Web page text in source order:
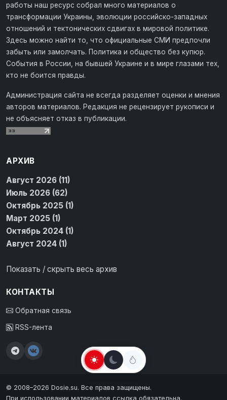
работы наш ресурс собрал много материалов о
трансформации Украины, эволюции российско-западных
отношений и тектонических сдвигах в мировой политике.
Здесь можно найти то, что официальные СМИ предпочли
забыть или замолчать. Политика и общество без купюр.
События в России, на бывшей Украине и в мире глазами тех,
кто не боится правды.
Администрация сайта не всегда разделяет оценки и мнения
авторов материалов. Редакция не рецензирует рукописи и
не объясняет отказ в публикации.
АРХИВ
Август 2026 (11)
Июль 2026 (62)
Октябрь 2025 (1)
Март 2025 (1)
Октябрь 2024 (1)
Август 2024 (1)
Показать / скрыть весь архив
КОНТАКТЫ
Обратная связь
RSS-лента
© 2008–2026 Dosie.su. Все права защищены.
При использовании материалов ссылка обязательна.